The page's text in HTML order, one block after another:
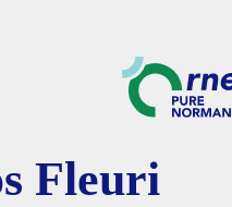
Fleuri